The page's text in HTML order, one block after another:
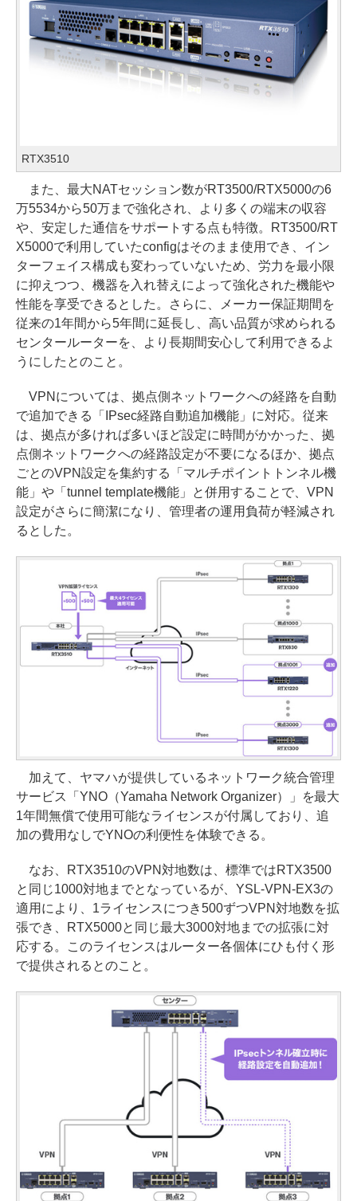
RTX3510
また、最大NATセッション数がRT3500/RTX5000の6
万5534から50万まで強化され、より多くの端末の収容
や、安定した通信をサポートする点も特徴。RT3500/RT
X5000で利用していたconfigはそのまま使用でき、イン
ターフェイス構成も変わっていないため、労力を最小限
に抑えつつ、機器を入れ替えによって強化された機能や
性能を享受できるとした。さらに、メーカー保証期間を
従来の1年間から5年間に延長し、高い品質が求められる
センタールーターを、より長期間安心して利用できるよ
うにしたとのこと。
VPNについては、拠点側ネットワークへの経路を自動
で追加できる「IPsec経路自動追加機能」に対応。従来
は、拠点が多ければ多いほど設定に時間がかかった、拠
点側ネットワークへの経路設定が不要になるほか、拠点
ごとのVPN設定を集約する「マルチポイントトンネル機
能」や「tunnel template機能」と併用することで、VPN
設定がさらに簡潔になり、管理者の運用負荷が軽減され
るとした。
加えて、ヤマハが提供しているネットワーク統合管理
サービス「YNO（Yamaha Network Organizer）」を最大
1年間無償で使用可能なライセンスが付属しており、追
加の費用なしでYNOの利便性を体験できる。
なお、RTX3510のVPN対地数は、標準ではRTX3500
と同じ1000対地までとなっているが、YSL-VPN-EX3の
適用により、1ライセンスにつき500ずつVPN対地数を拡
張でき、RTX5000と同じ最大3000対地までの拡張に対
応する。このライセンスはルーター各個体にひも付く形
で提供されるとのこと。